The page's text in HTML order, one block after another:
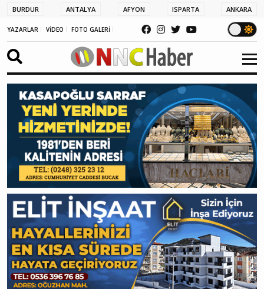
BURDUR ANTALYA AFYON ISPARTA ANKARA
YAZARLAR VİDEO FOTO GALERİ